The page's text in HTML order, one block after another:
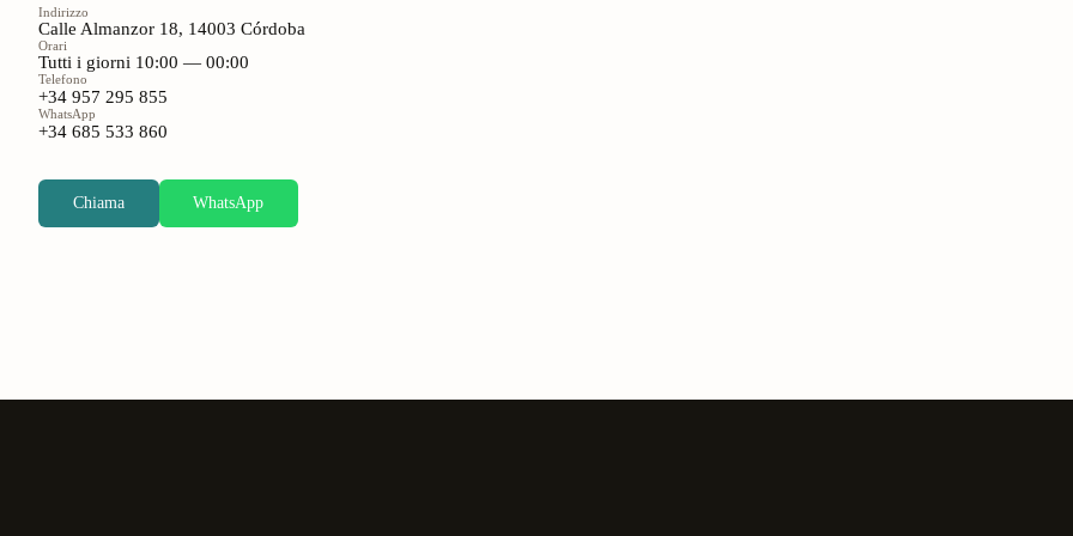
Indirizzo
Calle Almanzor 18, 14003 Córdoba
Orari
Tutti i giorni 10:00 — 00:00
Telefono
+34 957 295 855
WhatsApp
+34 685 533 860
Chiama WhatsApp